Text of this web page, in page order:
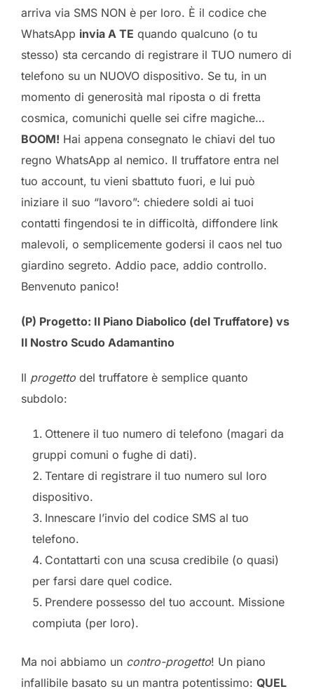
arriva via SMS NON è per loro. È il codice che
WhatsApp invia A TE quando qualcuno (o tu
stesso) sta cercando di registrare il TUO numero di
telefono su un NUOVO dispositivo. Se tu, in un
momento di generosità mal riposta o di fretta
cosmica, comunichi quelle sei cifre magiche…
BOOM! Hai appena consegnato le chiavi del tuo
regno WhatsApp al nemico. Il truffatore entra nel
tuo account, tu vieni sbattuto fuori, e lui può
iniziare il suo “lavoro”: chiedere soldi ai tuoi
contatti fingendosi te in difficoltà, diffondere link
malevoli, o semplicemente godersi il caos nel tuo
giardino segreto. Addio pace, addio controllo.
Benvenuto panico!
(P) Progetto: Il Piano Diabolico (del Truffatore) vs
Il Nostro Scudo Adamantino
Il progetto del truffatore è semplice quanto
subdolo:
Ottenere il tuo numero di telefono (magari da
gruppi comuni o fughe di dati).
Tentare di registrare il tuo numero sul loro
dispositivo.
Innescare l’invio del codice SMS al tuo
telefono.
Contattarti con una scusa credibile (o quasi)
per farsi dare quel codice.
Prendere possesso del tuo account. Missione
compiuta (per loro).
Ma noi abbiamo un contro-progetto! Un piano
infallibile basato su un mantra potentissimo: QUEL